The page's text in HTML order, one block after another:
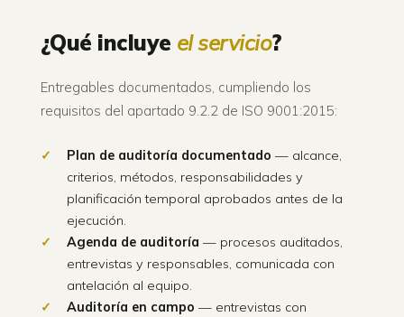
¿Qué incluye el servicio?
Entregables documentados, cumpliendo los
requisitos del apartado 9.2.2 de ISO 9001:2015:
Plan de auditoría documentado — alcance,
criterios, métodos, responsabilidades y
planificación temporal aprobados antes de la
ejecución.
Agenda de auditoría — procesos auditados,
entrevistas y responsables, comunicada con
antelación al equipo.
Auditoría en campo — entrevistas con